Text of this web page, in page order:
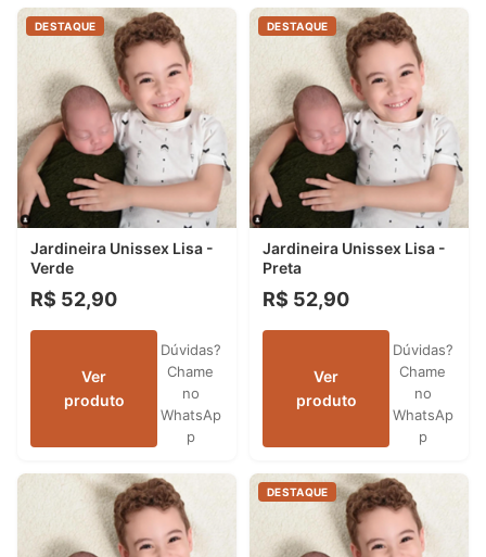
DESTAQUE
Jardineira Unissex Lisa -
Verde
R$ 52,90
Ver
produto
Dúvidas?
Chame
no
WhatsAp
p
DESTAQUE
Jardineira Unissex Lisa -
Preta
R$ 52,90
Ver
produto
Dúvidas?
Chame
no
WhatsAp
p
DESTAQUE